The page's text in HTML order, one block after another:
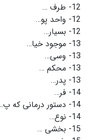
12- طرف …
12- واحد پو…
12- بسیار…
13- موجود خیا…
13- وسی…
13- محكم …
13- پدر…
14- فر…
14- دستور درمانی كه
14- نوع…
15- بخشی …